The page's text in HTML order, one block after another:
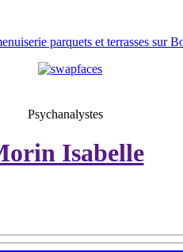
Psychanalystes
Isabelle